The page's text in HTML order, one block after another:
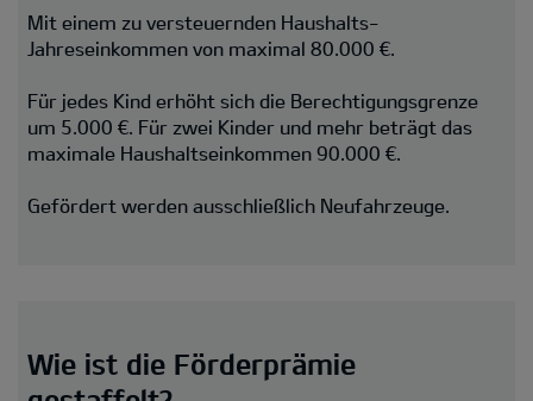
Mit einem zu versteuernden Haushalts-
Jahreseinkommen von maximal 80.000 €.
Für jedes Kind erhöht sich die Berechtigungsgrenze
um 5.000 €. Für zwei Kinder und mehr beträgt das
maximale Haushaltseinkommen 90.000 €.
Gefördert werden ausschließlich Neufahrzeuge.
Wie ist die Förderprämie